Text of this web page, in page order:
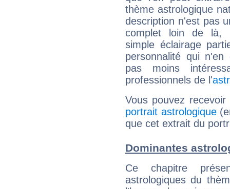
thème astrologique
description n'est pas
complet loin de là,
simple éclairage
personnalité qui n'en
pas moins
professionnels de l'
Vous pouvez
portrait astrologique
que cet extrait du
Dominantes
Ce chapitre
astrologiques du